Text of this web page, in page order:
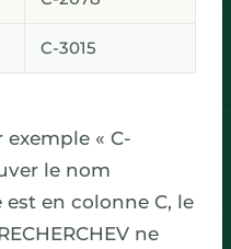
C-3015
« C-
le nom
en colonne C, le
ne